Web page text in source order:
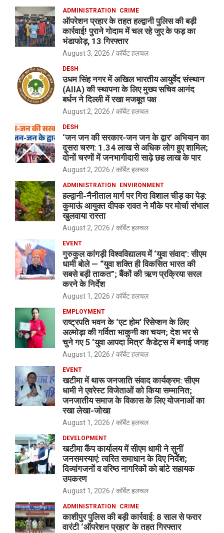
ADMINISTRATION CRIME
ऑपरेशन प्रहार के तहत हल्द्वानी पुलिस की बड़ी
कार्रवाई! पुराने गोदाम में चल रहे जुए के फड़ का
भंडाफोड़, 13 गिरफ्तार
August 3, 2026 कॉर्बेट हलचल
DESH
उधम सिंह नगर में अखिल भारतीय आयुर्वेद संस्थान
(AIIA) की स्थापना के लिए मुख्य सचिव आनंद
बर्धन ने दिल्ली में रखा मजबूत पक्ष
August 2, 2026 कॉर्बेट हलचल
DESH
‘जन जन की सरकार-जन जन के द्वार’ अभियान का
दूसरा चरण: 1.34 लाख से अधिक लोग हुए शामिल;
दोनों चरणों में जनभागीदारी साढ़े छह लाख के पार
August 2, 2026 कॉर्बेट हलचल
ADMINISTRATION ENVIRONMENT
हल्द्वानी-नैनीताल मार्ग पर गिरा विशाल चीड़ का पेड़:
कुमाऊं आयुक्त दीपक रावत ने मौके पर मोर्चा संभाल
खुलवाया रास्ता
August 2, 2026 कॉर्बेट हलचल
EVENT
गुरुकुल कांगड़ी विश्वविद्यालय में ‘युवा संवाद’: सीएम
धामी बोले — “युवा शक्ति ही विकसित भारत की
सबसे बड़ी ताकत”; बैंकों की ऋण प्रक्रिया सरल
करने के निर्देश
August 1, 2026 कॉर्बेट हलचल
EMPLOYMENT
राष्ट्रपति भवन के ‘एट होम’ रिसेप्शन के लिए
अल्मोड़ा की गर्विता भाकुनी का चयन; देश भर से
चुने गए 5 ‘युवा आपदा मित्र’ कैडेट्स में बनाई जगह
August 1, 2026 कॉर्बेट हलचल
EVENT
खटीमा में थारू जनजाति संवाद कार्यक्रम: सीएम
धामी ने एवरेस्ट विजेताओं को किया सम्मानित;
जनजातीय समाज के विकास के लिए योजनाओं का
रखा लेखा-जोखा
August 1, 2026 कॉर्बेट हलचल
DEVELOPMENT
खटीमा कैंप कार्यालय में सीएम धामी ने सुनीं
जनसमस्याएं: त्वरित समाधान के दिए निर्देश;
दिव्यांगजनों व वरिष्ठ नागरिकों को बांटे सहायक
उपकरण
August 1, 2026 कॉर्बेट हलचल
ADMINISTRATION CRIME
काशीपुर पुलिस की बड़ी कार्रवाई: 8 साल से फरार
वारंटी ‘ऑपरेशन प्रहार’ के तहत गिरफ्तार